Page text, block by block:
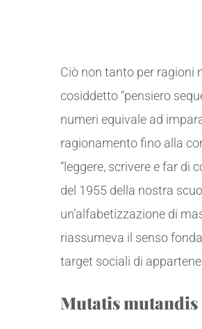
Ciò non tanto per ragioni
cosiddetto “pensiero
numeri equivale ad
ragionamento fino alla
“leggere, scrivere e far
del 1955 della nostra
un’alfabetizzazione di
riassumeva il senso
target sociali di
Mutatis mutandis